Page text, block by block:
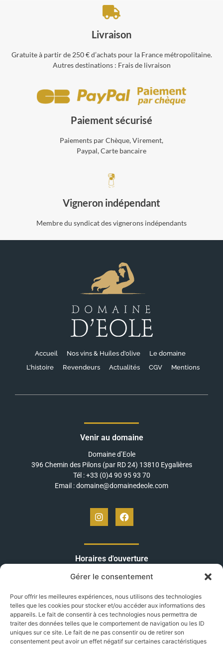
Gérer le consentement
Pour offrir les meilleures expériences, nous utilisons des technologies
telles que les cookies pour stocker et/ou accéder aux informations des
appareils. Le fait de consentir à ces technologies nous permettra de
traiter des données telles que le comportement de navigation ou les ID
uniques sur ce site. Le fait de ne pas consentir ou de retirer son
consentement peut avoir un effet négatif sur certaines caractéristiques
Livraison
Gratuite à partir de 250 € d’achats pour la France métropolitaine.
Autres destinations : Frais de livraison
Paiement sécurisé
Paiements par Chèque, Virement,
Paypal, Carte bancaire
Vigneron indépendant
Membre du syndicat des vignerons indépendants
Accueil Nos vins & Huiles d’olive
Le domaine
L’histoire
Revendeurs Actualités CGV Mentions
Venir au domaine
Domaine d’Eole
396 Chemin des Pilons (par RD 24) 13810 Eygalières
Tél : +33 (0)4 90 95 93 70
Email : domaine@domainedeole.com
Horaires d'ouverture
Du lundi au jeudi : 10h à 12h30 / 14h30 à 18h
Le vendredi : 10h à 12h30 / 14h30 à 17h
Le weekend et jours fériés:
(entre pâques et le 11 novembre)